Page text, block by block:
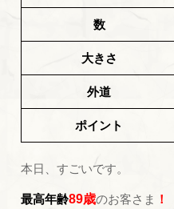
数
大きさ
外道
ポイント
本日、すごいです。
最高年齢89歳のお客さま ！